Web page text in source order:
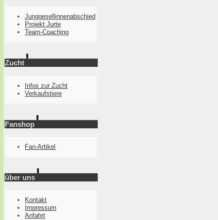
Junggesellinnenabschied
Projekt Jurte
Team-Coaching
Zucht
Infos zur Zucht
Verkaufstiere
Fanshop
Fan-Artikel
über uns
Kontakt
Impressum
Anfahrt